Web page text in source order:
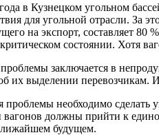
в Кузнецком угольном
для угольной отрасли. За
на экспорт, составляет
состоянии. Хотя
заключается в
их выделении перевозчикам.
необходимо сделать
должны прийти к
будущем.